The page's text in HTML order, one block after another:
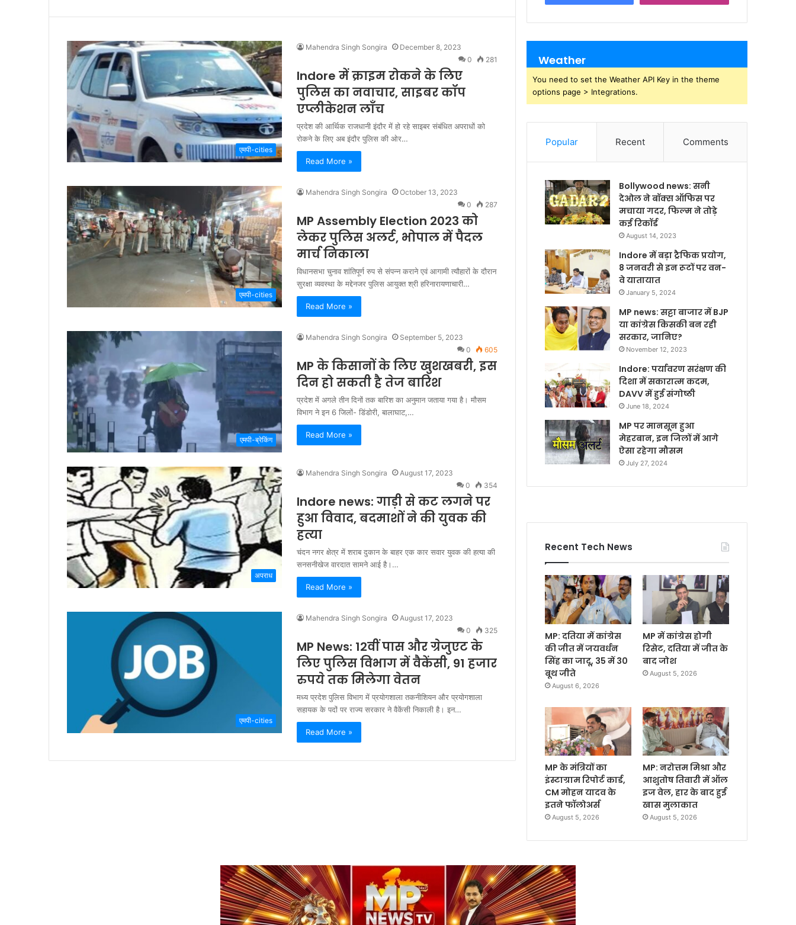
एमपी-cities
Mahendra Singh Songira
December 8, 2023
0
281
Indore में क्राइम रोकने के लिए
पुलिस का नवाचार, साइबर कॉप
एप्लीकेशन लॉंच
प्रदेश की आर्थिक राजधानी इंदौर में हो रहे साइबर संबंधित अपराधों को
रोकने के लिए अब इंदौर पुलिस की ओर…
Read More »
एमपी-cities
Mahendra Singh Songira
October 13, 2023
0
287
MP Assembly Election 2023 को
लेकर पुलिस अलर्ट, भोपाल में पैदल
मार्च निकाला
विधानसभा चुनाव शांतिपूर्ण रुप से संपन्न कराने एवं आगामी त्यौहारों के दौरान
सुरक्षा व्यवस्था के मद्देनजर पुलिस आयुक्त श्री हरिनारायणाचारी…
Read More »
एमपी-ब्रेकिंग
Mahendra Singh Songira
September 5, 2023
0
605
MP के किसानों के लिए खुशखबरी, इस
दिन हो सकती है तेज बारिश
प्रदेश में अगले तीन दिनों तक बारिश का अनुमान जताया गया है। मौसम
विभाग ने इन 6 जिलों- डिंडोरी, बालाघाट,…
Read More »
अपराध
Mahendra Singh Songira
August 17, 2023
0
354
Indore news: गाड़ी से कट लगने पर
हुआ विवाद, बदमाशों ने की युवक की
हत्या
चंदन नगर क्षेत्र में शराब दुकान के बाहर एक कार सवार युवक की हत्या की
सनसनीखेज वारदात सामने आई है।…
Read More »
एमपी-cities
Mahendra Singh Songira
August 17, 2023
0
325
MP News: 12वीं पास और ग्रेजुएट के
लिए पुलिस विभाग में वैकेंसी, 91 हजार
रुपये तक मिलेगा वेतन
मध्‍य प्रदेश पुलिस विभाग में प्रयो‍गशाला तकनीशियन और प्रयोगशाला
सहायक के पदों पर राज्‍य सरकार ने वैकेंसी निकाली है। इन…
Read More »
Weather
You need to set the Weather API Key in the theme
options page > Integrations.
Popular Recent Comments
Bollywood news: सनी
देओल ने बॉक्स ऑफिस पर
मचाया गदर, फिल्म ने तोड़े
कई रिकॉर्ड
August 14, 2023
Indore में बड़ा ट्रैफिक प्रयोग,
8 जनवरी से इन रूटों पर वन-
वे यातायात
January 5, 2024
MP news: सट्टा बाजार में BJP
या कांग्रेस किसकी बन रही
सरकार, जानिए?
November 12, 2023
Indore: पर्यावरण सरंक्षण की
दिशा में सकारात्म कदम,
DAVV में हुई संगोष्ठी
June 18, 2024
MP पर मानसून हुआ
मेहरबान, इन जिलों में आगे
ऐसा रहेगा मौसम
July 27, 2024
Recent Tech News
MP: दतिया में कांग्रेस
की जीत में जयवर्धन
सिंह का जादू, 35 में 30
बूथ जीते
August 6, 2026
MP में कांग्रेस होगी
रिसेट, दतिया में जीत के
बाद जोश
August 5, 2026
MP के मंत्रियों का
इंस्टाग्राम रिपोर्ट कार्ड,
CM मोहन यादव के
इतने फॉलोअर्स
August 5, 2026
MP: नरोत्तम मिश्रा और
आशुतोष तिवारी में ऑल
इज वेल, हार के बाद हुई
खास मुलाकात
August 5, 2026